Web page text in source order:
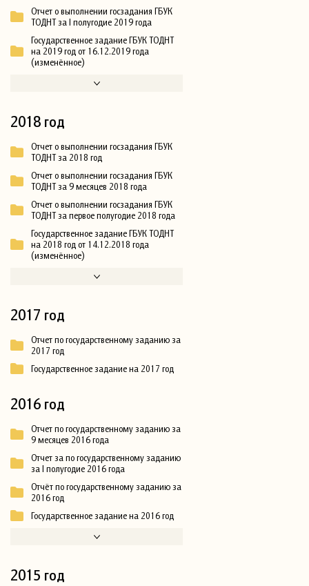
Отчет о выполнении госзадания ГБУК
ТОДНТ за I полугодие 2019 года
Государственное задание ГБУК ТОДНТ
на 2019 год от 16.12.2019 года
(изменённое)
2018 год
Отчет о выполнении госзадания ГБУК
ТОДНТ за 2018 год
Отчет о выполнении госзадания ГБУК
ТОДНТ за 9 месяцев 2018 года
Отчет о выполнении госзадания ГБУК
ТОДНТ за первое полугодие 2018 года
Государственное задание ГБУК ТОДНТ
на 2018 год от 14.12.2018 года
(изменённое)
2017 год
Отчет по государственному заданию за
2017 год
Государственное задание на 2017 год
2016 год
Отчет по государственному заданию за
9 месяцев 2016 года
Отчет за по государственному заданию
за I полугодие 2016 года
Отчёт по государственному заданию за
2016 год
Государственное задание на 2016 год
2015 год